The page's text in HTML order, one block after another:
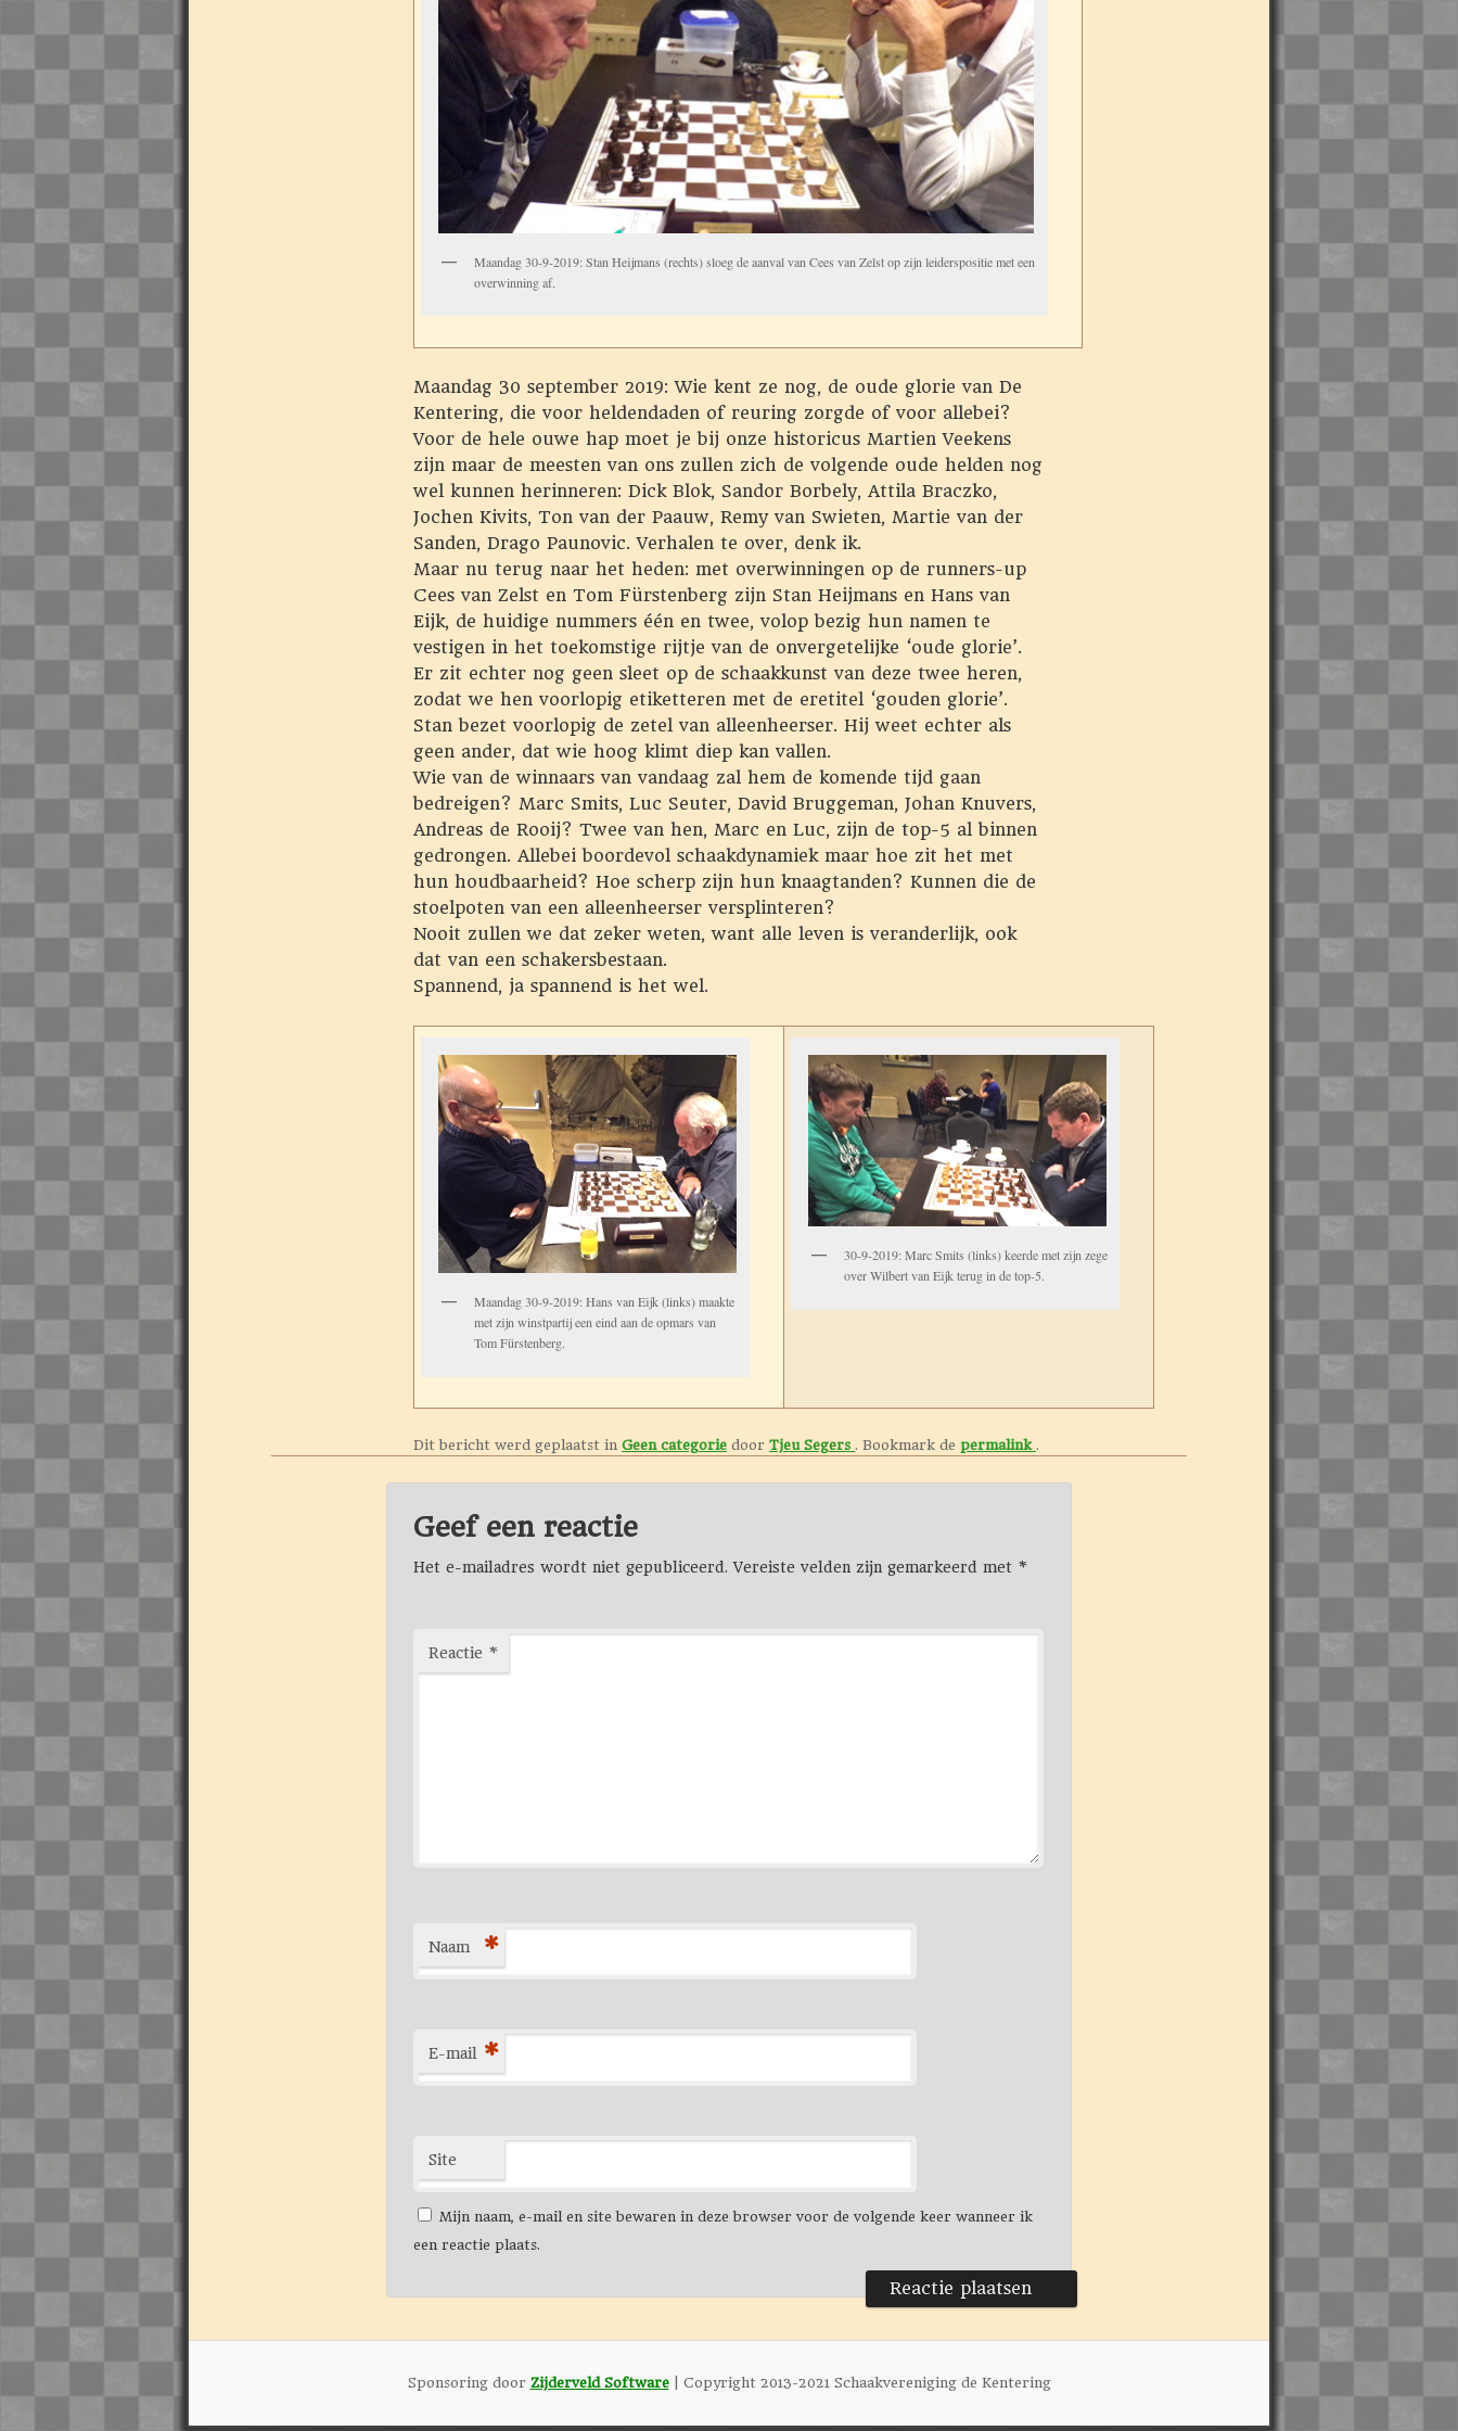
Maandag 30-9-2019: Stan Heijmans (rechts) sloeg de aanval van Cees van Zelst op zijn leiderspositie met een
overwinning af.
Maandag 30 september 2019: Wie kent ze nog, de oude glorie van De
Kentering, die voor heldendaden of reuring zorgde of voor allebei?
Voor de hele ouwe hap moet je bij onze historicus Martien Veekens
zijn maar de meesten van ons zullen zich de volgende oude helden nog
wel kunnen herinneren: Dick Blok, Sandor Borbely, Attila Braczko,
Jochen Kivits, Ton van der Paauw, Remy van Swieten, Martie van der
Sanden, Drago Paunovic. Verhalen te over, denk ik.
Maar nu terug naar het heden: met overwinningen op de runners-up
Cees van Zelst en Tom Fürstenberg zijn Stan Heijmans en Hans van
Eijk, de huidige nummers één en twee, volop bezig hun namen te
vestigen in het toekomstige rijtje van de onvergetelijke ‘oude glorie’.
Er zit echter nog geen sleet op de schaakkunst van deze twee heren,
zodat we hen voorlopig etiketteren met de eretitel ‘gouden glorie’.
Stan bezet voorlopig de zetel van alleenheerser. Hij weet echter als
geen ander, dat wie hoog klimt diep kan vallen.
Wie van de winnaars van vandaag zal hem de komende tijd gaan
bedreigen? Marc Smits, Luc Seuter, David Bruggeman, Johan Knuvers,
Andreas de Rooij? Twee van hen, Marc en Luc, zijn de top-5 al binnen
gedrongen. Allebei boordevol schaakdynamiek maar hoe zit het met
hun houdbaarheid? Hoe scherp zijn hun knaagtanden? Kunnen die de
stoelpoten van een alleenheerser versplinteren?
Nooit zullen we dat zeker weten, want alle leven is veranderlijk, ook
dat van een schakersbestaan.
Spannend, ja spannend is het wel.
Maandag 30-9-2019: Hans van Eijk (links) maakte
met zijn winstpartij een eind aan de opmars van
Tom Fürstenberg.
30-9-2019: Marc Smits (links) keerde met zijn zege
over Wilbert van Eijk terug in de top-5.
Dit bericht werd geplaatst inGeen categorie doorTjeu Segers . Bookmark depermalink .
Geef een reactie
Het e-mailadres wordt niet gepubliceerd. Vereiste velden zijn gemarkeerd met *
Reactie *
Naam *
E-mail *
Site
Mijn naam, e-mail en site bewaren in deze browser voor de volgende keer wanneer ik
een reactie plaats.
Sponsoring door Zijderveld Software| Copyright 2013-2021 Schaakvereniging de Kentering